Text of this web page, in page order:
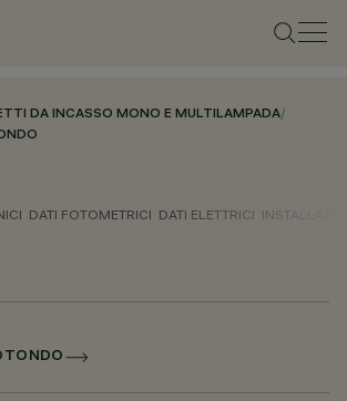
DA INCASSO MONO E MULTILAMPADA/
DATI FOTOMETRICI DATI ELETTRICI